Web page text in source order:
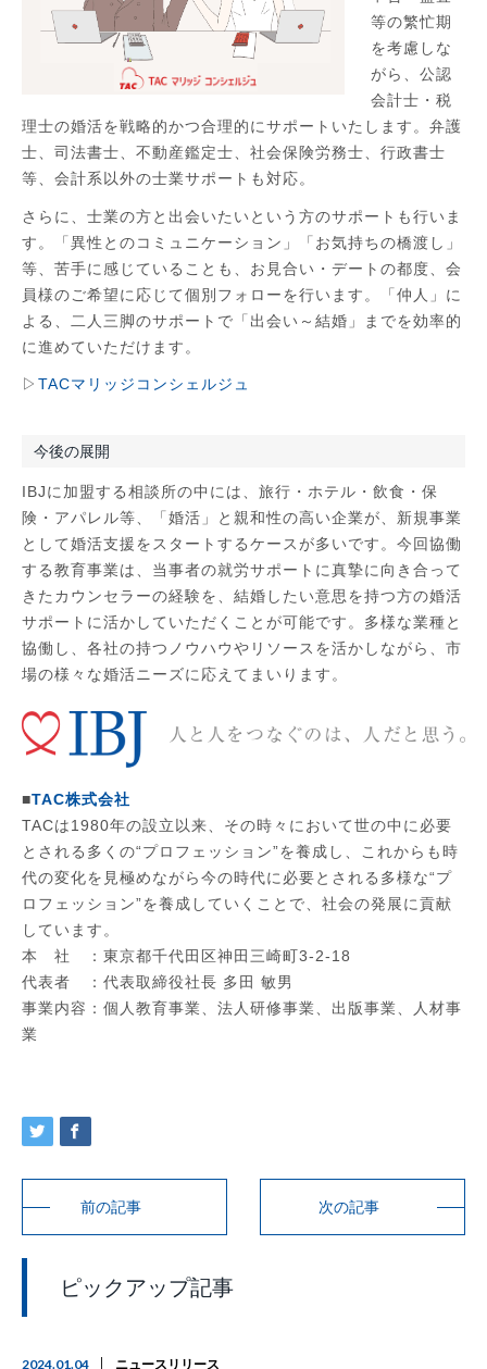
等の繁忙期
を考慮しな
がら、公認
会計士・税
理士の婚活を戦略的かつ合理的にサポートいたします。弁護
士、司法書士、不動産鑑定士、社会保険労務士、行政書士
等、会計系以外の士業サポートも対応。
さらに、士業の方と出会いたいという方のサポートも行いま
す。「異性とのコミュニケーション」「お気持ちの橋渡し」
等、苦手に感じていることも、お見合い・デートの都度、会
員様のご希望に応じて個別フォローを行います。「仲人」に
よる、二人三脚のサポートで「出会い～結婚」までを効率的
に進めていただけます。
▷ TACマリッジコンシェルジュ
今後の展開
IBJに加盟する相談所の中には、旅行・ホテル・飲食・保
険・アパレル等、「婚活」と親和性の高い企業が、新規事業
として婚活支援をスタートするケースが多いです。今回協働
する教育事業は、当事者の就労サポートに真摯に向き合って
きたカウンセラーの経験を、結婚したい意思を持つ方の婚活
サポートに活かしていただくことが可能です。多様な業種と
協働し、各社の持つノウハウやリソースを活かしながら、市
場の様々な婚活ニーズに応えてまいります。
■TAC株式会社
TACは1980年の設立以来、その時々において世の中に必要
とされる多くの“プロフェッション”を養成し、これからも時
代の変化を見極めながら今の時代に必要とされる多様な“プ
ロフェッション”を養成していくことで、社会の発展に貢献
しています。
本 社 ：東京都千代田区神田三崎町3-2-18
代表者 ：代表取締役社長 多田 敏男
事業内容：個人教育事業、法人研修事業、出版事業、人材事
業
前の記事 次の記事
ピックアップ記事
2024.01.04 ニュースリリース